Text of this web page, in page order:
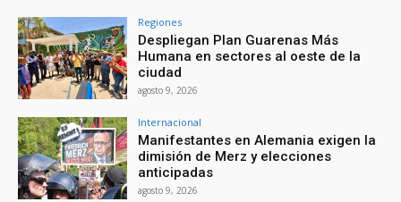
Regiones
Despliegan Plan Guarenas Más
Humana en sectores al oeste de la
ciudad
agosto 9, 2026
Internacional
Manifestantes en Alemania exigen la
dimisión de Merz y elecciones
anticipadas
agosto 9, 2026